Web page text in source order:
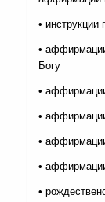
• инструкции
•
Богу
•
•
•
•
•